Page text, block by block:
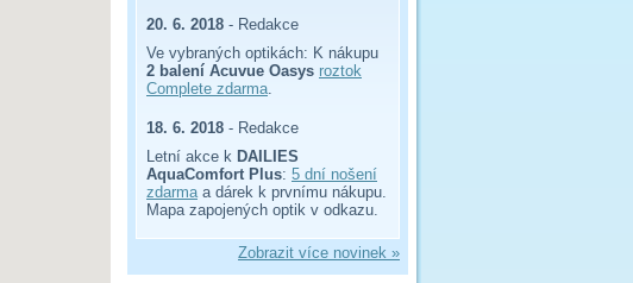
20. 6. 2018 - Redakce
Ve vybraných optikách: K nákupu
2 balení Acuvue Oasys roztok
Complete zdarma.
18. 6. 2018 - Redakce
Letní akce k DAILIES
AquaComfort Plus: 5 dní nošení
zdarmaa dárek k prvnímu nákupu.
Mapa zapojených optik v odkazu.
Zobrazit více novinek »